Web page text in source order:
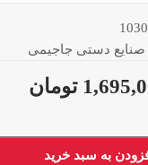
صنایع دستی جاجیمی
تومان
به سبد خرید